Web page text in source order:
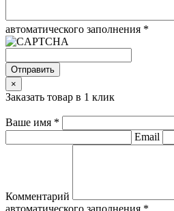
автоматического заполнения *
Отправить
×
Заказать товар в 1 клик
Ваше имя *
Email
Комментарий
автоматического заполнения *